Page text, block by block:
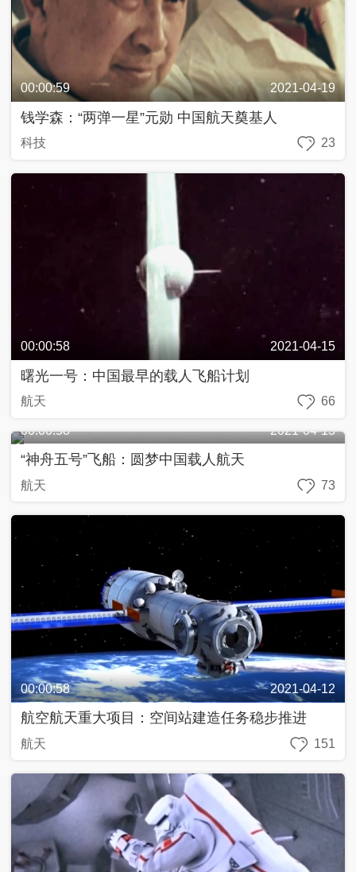
00:00:59 2021-04-19
钱学森：“两弹一星”元勋 中国航天奠基人
科技 23
00:00:58 2021-04-15
曙光一号：中国最早的载人飞船计划
航天 66
00:00:58 2021-04-13
“神舟五号”飞船：圆梦中国载人航天
航天 73
00:00:58 2021-04-12
航空航天重大项目：空间站建造任务稳步推进
航天 151